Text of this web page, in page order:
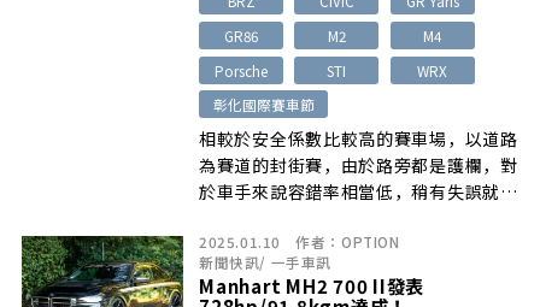
GR86
M2
M4
Porsche
STI
WRX
彰化國際賽車節
相較於安全係數比較高的賽車場，以道路
為賽道的封街賽，由於路旁都是護欄，對
於車手來說容錯率相當低，稍有失誤就可
2025.01.10 作者： OPTION
新聞快訊/ 一手車訊
Manhart MH2 700 II發表